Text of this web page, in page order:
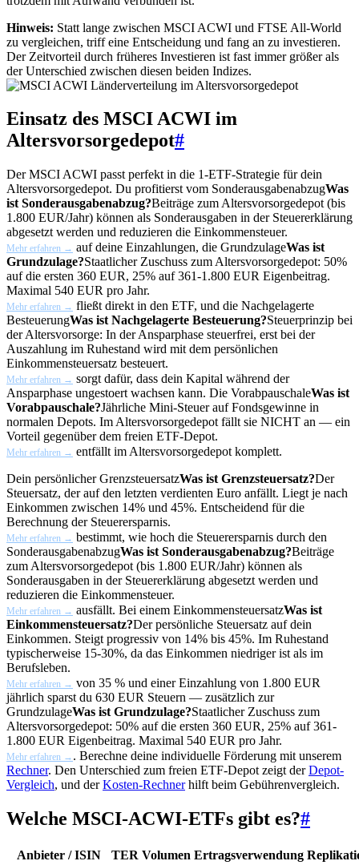
Hinweis: Statt lange zwischen MSCI ACWI und FTSE All-World
zu vergleichen, triff eine Entscheidung und fang an zu investieren.
Der Zeitvorteil durch früheres Investieren ist fast immer größer als
der Unterschied zwischen diesen beiden Indizes.
Einsatz des MSCI ACWI im
Altersvorsorgedepot#
Der MSCI ACWI passt perfekt in die 1-ETF-Strategie für dein
Altersvorsorgedepot. Du profitierst vom SonderausgabenabzugWas
ist Sonderausgabenabzug?Beiträge zum Altersvorsorgedepot (bis
1.800 EUR/Jahr) können als Sonderausgaben in der Steuererklärung
abgesetzt werden und reduzieren die Einkommensteuer.
Mehr erfahren → auf deine Einzahlungen, die GrundzulageWas ist
Grundzulage?Staatlicher Zuschuss zum Altersvorsorgedepot: 50%
auf die ersten 360 EUR, 25% auf 361-1.800 EUR Eigenbeitrag.
Maximal 540 EUR pro Jahr.
Mehr erfahren → fließt direkt in den ETF, und die Nachgelagerte
BesteuerungWas ist Nachgelagerte Besteuerung?Steuerprinzip bei
der Altersvorsorge: In der Ansparphase steuerfrei, erst bei der
Auszahlung im Ruhestand wird mit dem persönlichen
Einkommensteuersatz besteuert.
Mehr erfahren → sorgt dafür, dass dein Kapital während der
Ansparphase ungestoert wachsen kann. Die VorabpauschaleWas ist
Vorabpauschale?Jährliche Mini-Steuer auf Fondsgewinne in
normalen Depots. Im Altersvorsorgedepot fällt sie NICHT an — ein
Vorteil gegenüber dem freien ETF-Depot.
Mehr erfahren → entfällt im Altersvorsorgedepot komplett.
Dein persönlicherGrenzsteuersatzWas ist Grenzsteuersatz?Der
Steuersatz, der auf den letzten verdienten Euro anfällt. Liegt je nach
Einkommen zwischen 14% und 45%. Entscheidend für die
Berechnung der Steuerersparnis.
Mehr erfahren → bestimmt, wie hoch die Steuerersparnis durch den
SonderausgabenabzugWas ist Sonderausgabenabzug?Beiträge
zum Altersvorsorgedepot (bis 1.800 EUR/Jahr) können als
Sonderausgaben in der Steuererklärung abgesetzt werden und
reduzieren die Einkommensteuer.
Mehr erfahren → ausfällt. Bei einem EinkommensteuersatzWas ist
Einkommensteuersatz?Der persönliche Steuersatz auf dein
Einkommen. Steigt progressiv von 14% bis 45%. Im Ruhestand
typischerweise 15-30%, da das Einkommen niedriger ist als im
Berufsleben.
Mehr erfahren → von 35 % und einer Einzahlung von 1.800 EUR
jährlich sparst du 630 EUR Steuern — zusätzlich zur
GrundzulageWas ist Grundzulage?Staatlicher Zuschuss zum
Altersvorsorgedepot: 50% auf die ersten 360 EUR, 25% auf 361-
1.800 EUR Eigenbeitrag. Maximal 540 EUR pro Jahr.
Mehr erfahren → . Berechne deine individuelle Förderung mit unserem
Rechner. Den Unterschied zum freien ETF-Depot zeigt derDepot-
Vergleich, und derKosten-Rechnerhilft beim Gebührenvergleich.
Welche MSCI-ACWI-ETFs gibt es?#
Anbieter / ISIN TER Volumen Ertragsverwendung